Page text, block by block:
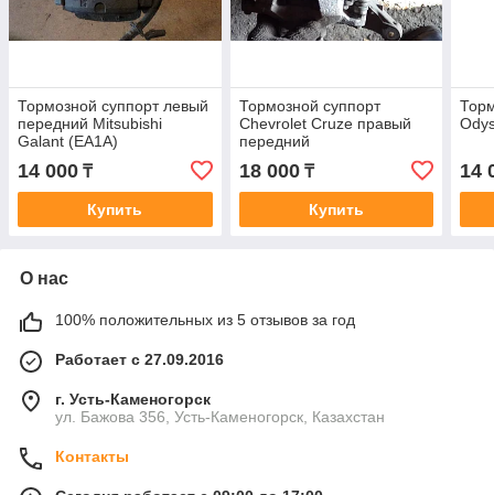
Тормозной суппорт левый
передний Mitsubishi
Galant (EA1A)
14 000 ₸
Купить
Тормозной суппорт
Chevrolet Cruze правый
передний
18 000₸
Купить
14
О нас
100% положительных из 5 отзывов за год
Работает с 27.09.2016
г. Усть-Каменогорск
ул. Бажова 356, Усть-Каменогорск, Казахстан
Контакты